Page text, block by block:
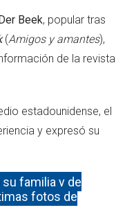
Beek, popular tras
(Amigos y amantes),
de la revista
estadounidense, el
y expresó su
familia y de
fotos de